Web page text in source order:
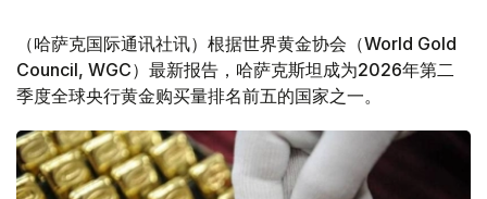
（哈萨克国际通讯社讯）根据世界黄金协会（World Gold
Council, WGC）最新报告，哈萨克斯坦成为2026年第二
季度全球央行黄金购买量排名前五的国家之一。